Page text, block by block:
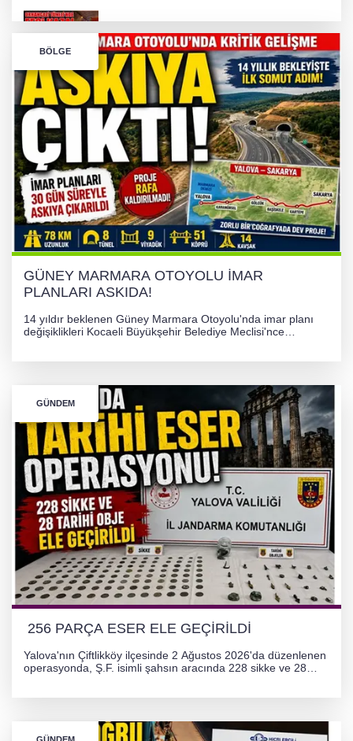
Bursa’da Orhangazi Tüneli’nde feci kaza:
İHRACAT REKORU VAR, PEKİ EMEĞİN
KARŞILIĞI NEREDE?
TONAMİ KÖPRÜSÜ'NDE PANİK!
GÜNEY MARMARA OTOYOLU İMAR
PLANLARI ASKIDA!
BÖLGE
GÜNEY MARMARA OTOYOLU İMAR
PLANLARI ASKIDA!
14 yıldır beklenen Güney Marmara Otoyolu'nda imar planı
değişiklikleri Kocaeli Büyükşehir Belediye Meclisi'nce
GÜNDEM
256 PARÇA ESER ELE GEÇİRİLDİ
Yalova'nın Çiftlikköy ilçesinde 2 Ağustos 2026'da düzenlenen
operasyonda, Ş.F. isimli şahsın aracında 228 sikke ve 28